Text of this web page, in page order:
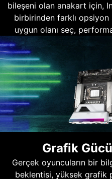
bileşeni olan anakart için,
birbirinden farklı opsiyon
uygun olanı seç,
Grafik
Gerçek oyuncuların bir
beklentisi, yüksek grafik